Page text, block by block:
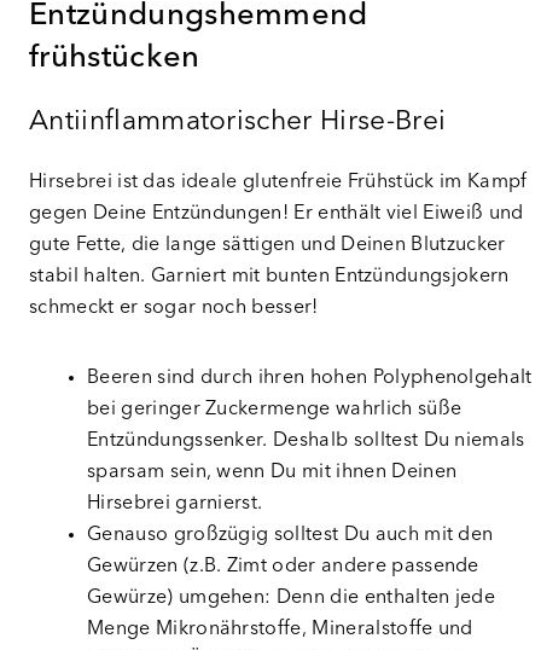
Entzündungshemmend
frühstücken
Antiinflammatorischer Hirse-Brei
Hirsebrei ist das ideale glutenfreie Frühstück im Kampf
gegen Deine Entzündungen! Er enthält viel Eiweiß und
gute Fette, die lange sättigen und Deinen Blutzucker
stabil halten. Garniert mit bunten Entzündungsjokern
schmeckt er sogar noch besser!
Beeren sind durch ihren hohen Polyphenolgehalt
bei geringer Zuckermenge wahrlich süße
Entzündungssenker. Deshalb solltest Du niemals
sparsam sein, wenn Du mit ihnen Deinen
Hirsebrei garnierst.
Genauso großzügig solltest Du auch mit den
Gewürzen (z.B. Zimt oder andere passende
Gewürze) umgehen: Denn die enthalten jede
Menge Mikronährstoffe, Mineralstoffe und